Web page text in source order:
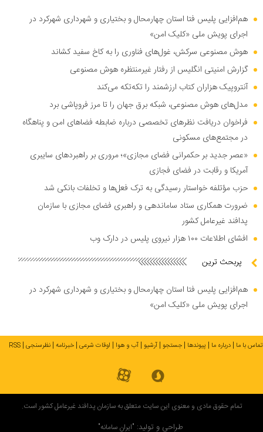
هم‌افزایی پلیس فتا استان چهارمحال و بختیاری و شهرداری شهرکرد در
اجرای پویش ملی «کلیک امن»
هوش مصنوعی سرکش، غول‌های فناوری را به کاخ سفید کشاند
گزارش امنیتی انگلیس از رفتار غیرمنتظره هوش مصنوعی
آنتروپیک هزاران کتاب ارزشمند را تکه‌تکه می‌کند
مدل‌های هوش مصنوعی، شبکه برق جهان را تا مرز فروپاشی برد
فراخوان دریافت نظر‌های تخصصی درباره ضابطه فضا‌های امن و پناهگاه
در مجتمع‌های مسکونی
«عصر جدید بر حکمرانی فضای مجازی»؛ مروری بر راهبرد‌های سایبری
آمریکا و رقابت در فضای فجازی
حزب مؤتلفه خواستار رسیدگی به ترک فعل‌ها و تخلفات بانکی شد
ضرورت همکاری ستاد ساماندهی و راهبری فضای مجازی با سازمان
پدافند غیرعامل کشور
افشای اطلاعات ۱۰۰ هزار نیروی پلیس در دارک وب
پربحث ترین
هم‌افزایی پلیس فتا استان چهارمحال و بختیاری و شهرداری شهرکرد در
اجرای پویش ملی «کلیک امن»
تماس با ما درباره ما پیوندها جستجو آرشیو آب و هوا اوقات شرعی خبرنامه نظرسنجی RSS
تمام حقوق مادی و معنوی این سایت متعلق به سازمان پدافند غیرعامل کشور است.
طراحی و تولید: "ایران سامانه"